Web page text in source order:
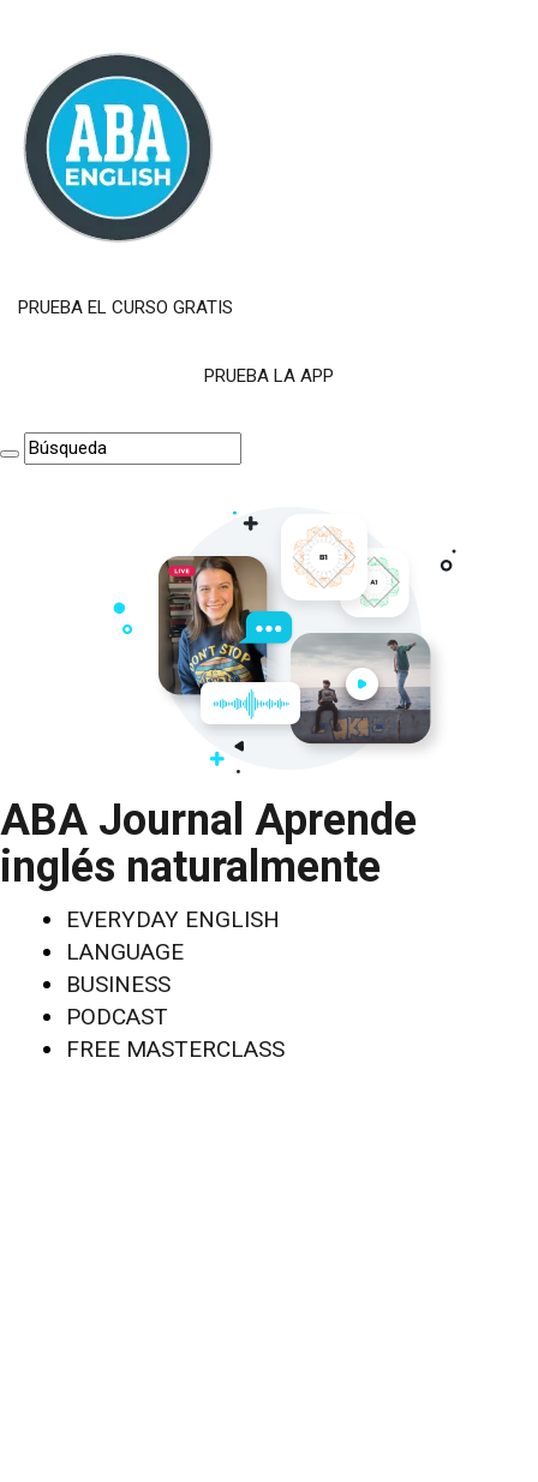
PRUEBA EL CURSO GRATIS
PRUEBA LA APP
ABA Journal Aprende
inglés naturalmente
EVERYDAY ENGLISH
LANGUAGE
BUSINESS
PODCAST
FREE MASTERCLASS